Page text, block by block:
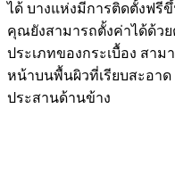
ได้ บางแห่งมีการติดตั้งฟ
คุณยังสามารถตั้งค่าได้ด้วย
ประเภทของกระเบื้อง สา
หน้าบนพื้นผิวที่เรียบสะอาด
ประสานด้านข้าง